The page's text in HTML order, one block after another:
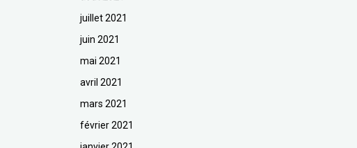
juillet 2021
juin 2021
mai 2021
avril 2021
mars 2021
février 2021